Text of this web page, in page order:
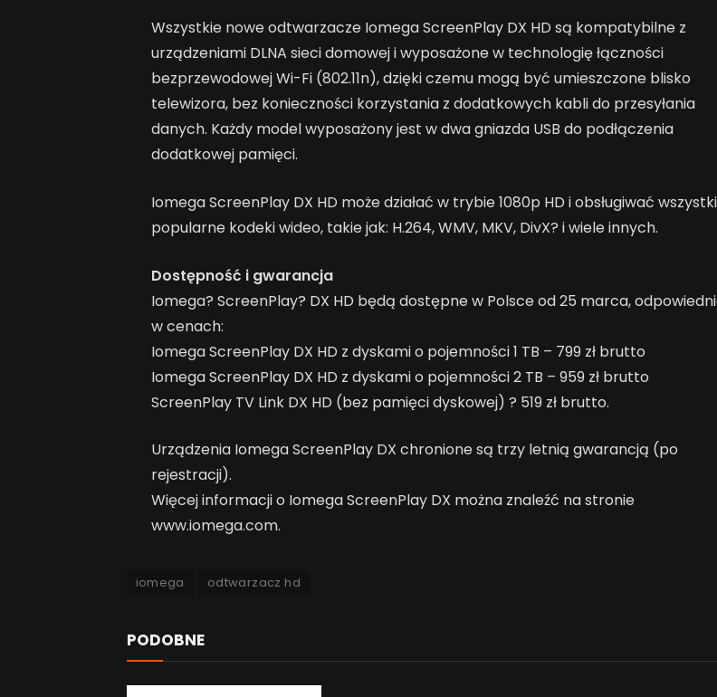
Wszystkie nowe odtwarzacze Iomega ScreenPlay DX HD są kompatybilne z
urządzeniami DLNA sieci domowej i wyposażone w technologię łączności
bezprzewodowej Wi-Fi (802.11n), dzięki czemu mogą być umieszczone blisko
telewizora, bez konieczności korzystania z dodatkowych kabli do przesyłania
danych. Każdy model wyposażony jest w dwa gniazda USB do podłączenia
dodatkowej pamięci.
Iomega ScreenPlay DX HD może działać w trybie 1080p HD i obsługiwać
popularne kodeki wideo, takie jak: H.264, WMV, MKV, DivX? i wiele innych.
Dostępność i gwarancja
Iomega? ScreenPlay? DX HD będą dostępne w Polsce od 25 marca,
w cenach:
Iomega ScreenPlay DX HD z dyskami o pojemności 1 TB – 799 zł brutto
Iomega ScreenPlay DX HD z dyskami o pojemności 2 TB – 959 zł brutto
ScreenPlay TV Link DX HD (bez pamięci dyskowej) ? 519 zł brutto.
Urządzenia Iomega ScreenPlay DX chronione są trzy letnią gwarancją (po
rejestracji).
Więcej informacji o Iomega ScreenPlay DX można znaleźć na stronie
www.iomega.com.
iomega odtwarzacz hd
PODOBNE